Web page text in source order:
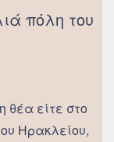
MUSEUM
πόλη του
θέα είτε στο
Ηρακλείου,